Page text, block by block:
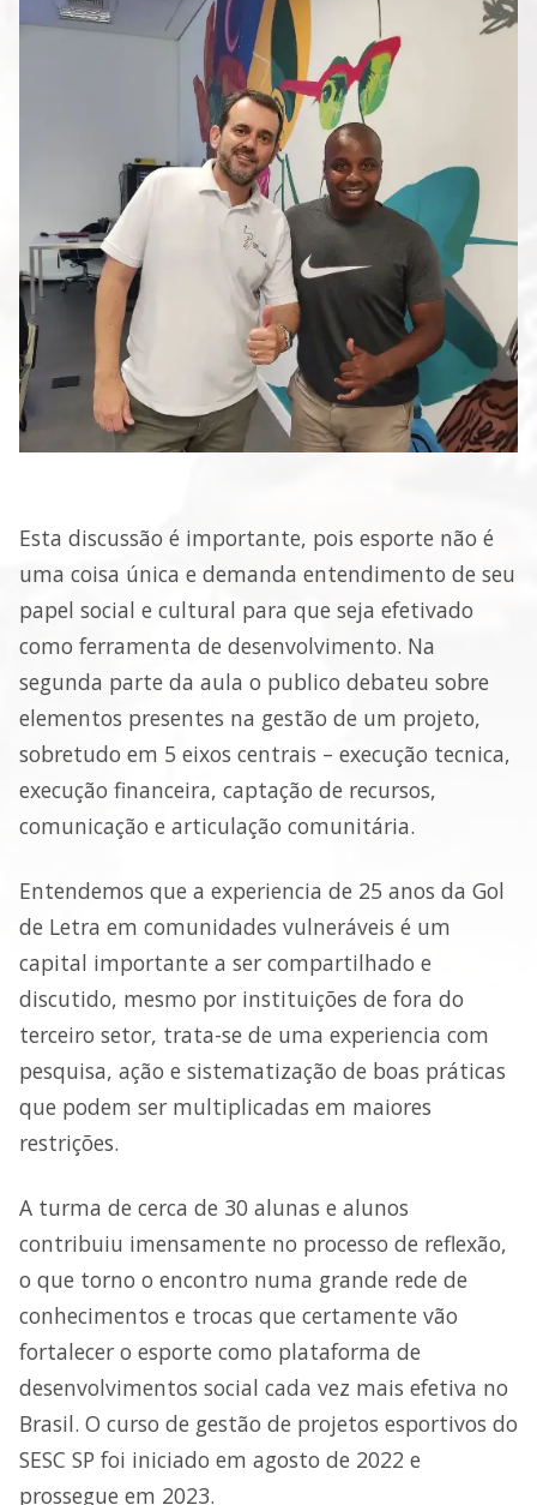
Esta discussão é importante, pois esporte não é
uma coisa única e demanda entendimento de seu
papel social e cultural para que seja efetivado
como ferramenta de desenvolvimento. Na
segunda parte da aula o publico debateu sobre
elementos presentes na gestão de um projeto,
sobretudo em 5 eixos centrais – execução tecnica,
execução financeira, captação de recursos,
comunicação e articulação comunitária.
Entendemos que a experiencia de 25 anos da Gol
de Letra em comunidades vulneráveis é um
capital importante a ser compartilhado e
discutido, mesmo por instituições de fora do
terceiro setor, trata-se de uma experiencia com
pesquisa, ação e sistematização de boas práticas
que podem ser multiplicadas em maiores
restrições.
A turma de cerca de 30 alunas e alunos
contribuiu imensamente no processo de reflexão,
o que torno o encontro numa grande rede de
conhecimentos e trocas que certamente vão
fortalecer o esporte como plataforma de
desenvolvimentos social cada vez mais efetiva no
Brasil. O curso de gestão de projetos esportivos do
SESC SP foi iniciado em agosto de 2022 e
prossegue em 2023.